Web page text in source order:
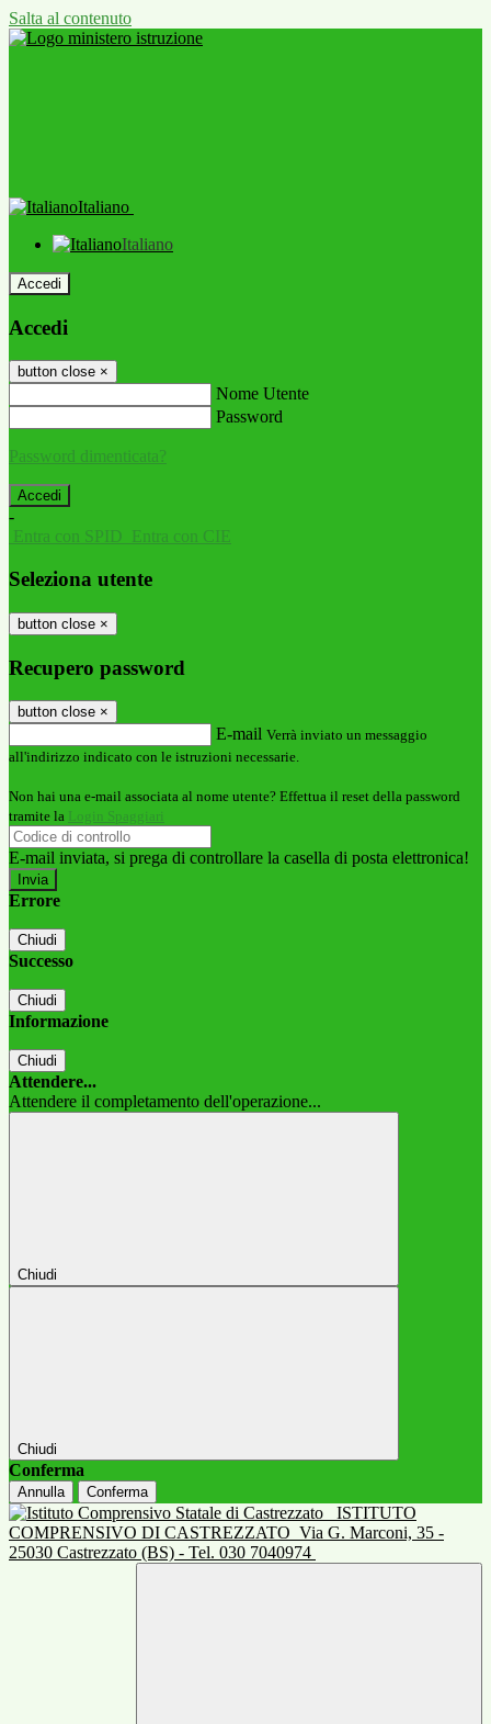
Salta al contenuto
Italiano
Italiano
Accedi
Accedi
button close ×
Nome Utente
Password
Password dimenticata?
-
Entra con SPID Entra con CIE
Seleziona utente
button close ×
Recupero password
button close ×
E-mail Verrà inviato un messaggio
all'indirizzo indicato con le istruzioni necessarie.
Non hai una e-mail associata al nome utente? Effettua il reset della password
tramite la Login Spaggiari
E-mail inviata, si prega di controllare la casella di posta elettronica!
Errore
Chiudi
Successo
Chiudi
Informazione
Chiudi
Attendere...
Attendere il completamento dell'operazione...
Chiudi
Chiudi
Conferma
Annulla Conferma
ISTITUTO
COMPRENSIVO DI CASTREZZATO Via G. Marconi, 35 -
25030 Castrezzato (BS) - Tel. 030 7040974